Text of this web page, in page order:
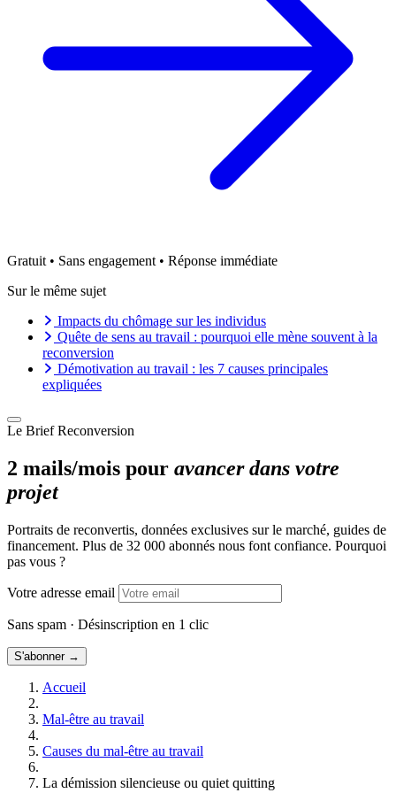
Gratuit • Sans engagement • Réponse immédiate
Sur le même sujet
Impacts du chômage sur les individus
Quête de sens au travail : pourquoi elle mène souvent à la
reconversion
Démotivation au travail : les 7 causes principales
expliquées
Le Brief Reconversion
2 mails/mois pour avancer dans votre
projet
Portraits de reconvertis, données exclusives sur le marché, guides de
financement. Plus de 32 000 abonnés nous font confiance. Pourquoi
pas vous ?
Votre adresse email
Sans spam · Désinscription en 1 clic
S'abonner →
Accueil
Mal-être au travail
Causes du mal-être au travail
La démission silencieuse ou quiet quitting